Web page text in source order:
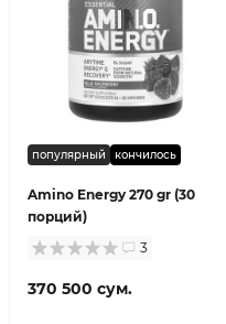
популярный кончилось
Amino Energy 270 gr (30
порций)
3
370 500 сум.